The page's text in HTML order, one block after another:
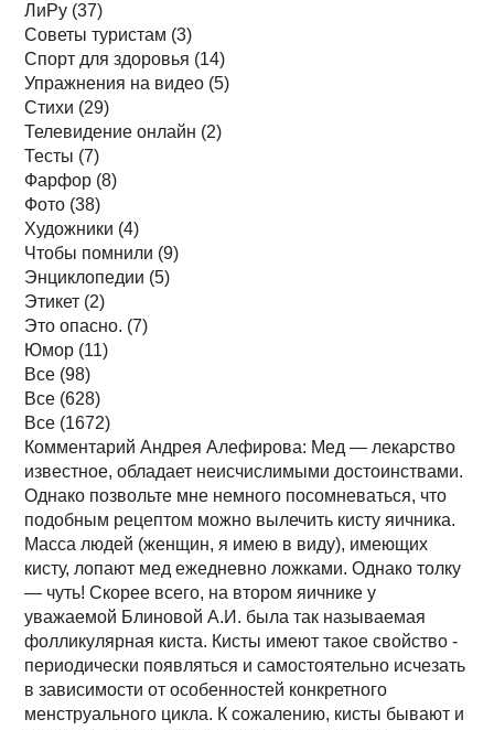
ЛиРу (37)
Советы туристам (3)
Спорт для здоровья (14)
Упражнения на видео (5)
Стихи (29)
Телевидение онлайн (2)
Тесты (7)
Фарфор (8)
Фото (38)
Художники (4)
Чтобы помнили (9)
Энциклопедии (5)
Этикет (2)
Это опасно. (7)
Юмор (11)
Все (98)
Все (628)
Все (1672)
Комментарий Андрея Алефирова: Мед — лекарство
известное, обладает неисчислимыми достоинствами.
Однако позвольте мне немного посомневаться, что
подобным рецептом можно вылечить кисту яичника.
Масса людей (женщин, я имею в виду), имеющих
кисту, лопают мед ежедневно ложками. Однако толку
— чуть! Скорее всего, на втором яичнике у
уважаемой Блиновой А.И. была так называемая
фолликулярная киста. Кисты имеют такое свойство -
периодически появляться и самостоятельно исчезать
в зависимости от особенностей конкретного
менструального цикла. К сожалению, кисты бывают и